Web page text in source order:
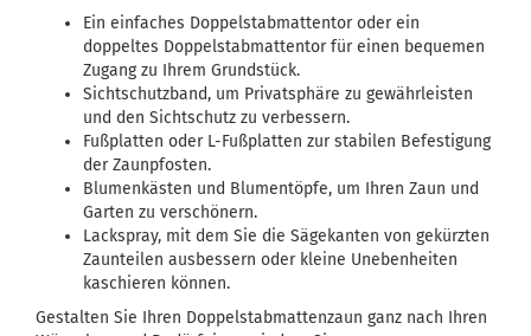
Ein einfaches Doppelstabmattentor oder ein
doppeltes Doppelstabmattentor für einen bequemen
Zugang zu Ihrem Grundstück.
Sichtschutzband, um Privatsphäre zu gewährleisten
und den Sichtschutz zu verbessern.
Fußplatten oder L-Fußplatten zur stabilen Befestigung
der Zaunpfosten.
Blumenkästen und Blumentöpfe, um Ihren Zaun und
Garten zu verschönern.
Lackspray, mit dem Sie die Sägekanten von gekürzten
Zaunteilen ausbessern oder kleine Unebenheiten
kaschieren können.
Gestalten Sie Ihren Doppelstabmattenzaun ganz nach Ihren